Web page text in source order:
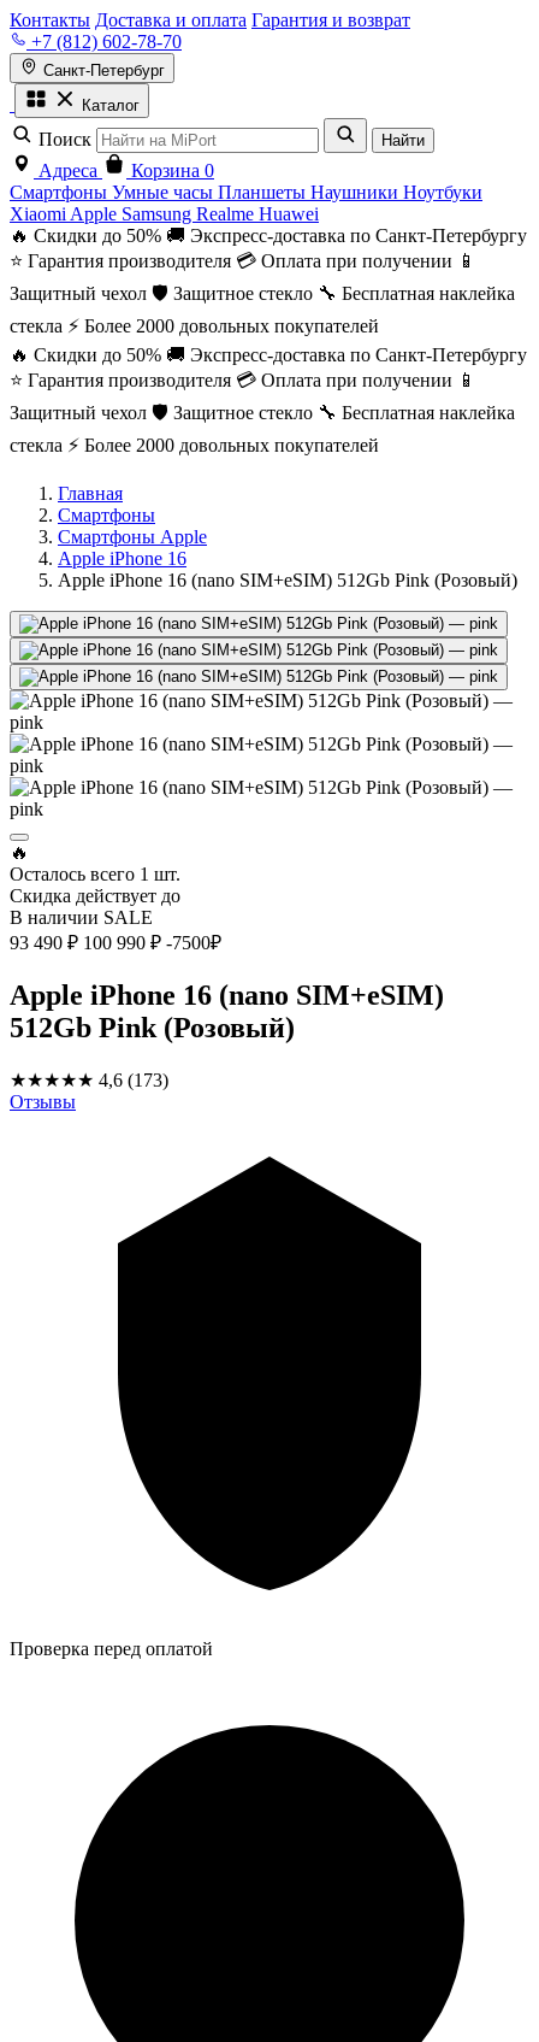
Контакты Доставка и оплата Гарантия и возврат
+7 (812) 602-78-70
Санкт-Петербург
Каталог
Поиск Найти
Адреса Корзина 0
Смартфоны Умные часы Планшеты Наушники Ноутбуки
Xiaomi Apple Samsung Realme Huawei
🔥 Скидки до 50% 🚚 Экспресс-доставка по Санкт-Петербургу
⭐ Гарантия производителя 💳 Оплата при получении 📱
Защитный чехол 🛡️ Защитное стекло 🔧 Бесплатная наклейка
стекла ⚡ Более 2000 довольных покупателей
🔥 Скидки до 50% 🚚 Экспресс-доставка по Санкт-Петербургу
⭐ Гарантия производителя 💳 Оплата при получении 📱
Защитный чехол 🛡️ Защитное стекло 🔧 Бесплатная наклейка
стекла ⚡ Более 2000 довольных покупателей
Главная
Смартфоны
Смартфоны Apple
Apple iPhone 16
Apple iPhone 16 (nano SIM+eSIM) 512Gb Pink (Розовый)
🔥
Осталось всего 1 шт.
Скидка действует до
В наличии SALE
93 490 ₽ 100 990 ₽ -7500₽
Apple iPhone 16 (nano SIM+eSIM)
512Gb Pink (Розовый)
★★★★★ 4,6 (173)
Отзывы
Проверка перед оплатой